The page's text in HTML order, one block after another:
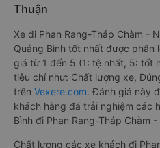
Thuận
Xe đi Phan Rang-Tháp Chàm -
Quảng Bình tốt nhất được phân
giá từ 1 đến 5 (1: tệ nhất, 5: tốt
tiêu chí như: Chất lượng xe,
trên Vexere.com. Đánh giá này
khách hàng đã trải nghiệm các
Bình đi Phan Rang-Tháp Chàm
Chất lượng các xe khách đi